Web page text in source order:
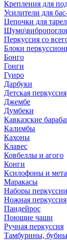
Крепления для
Усилители для
Цепочки для
Перкуссия со
Блоки
Бонго
Гонги
Гуиро
Дарбуки
Детская перкуссия
Джембе
Думбеки
Кавказские
Калимбы
Кахоны
Клавес
Ковбеллы и агого
Конги
Ксилофоны и
Маракасы
Наборы перкуссии
Ножная перкуссия
Пандейрос
Поющие чаши
Ручная перкуссия
Тамбурины,